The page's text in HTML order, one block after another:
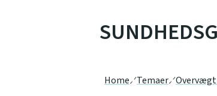
Home Temaer